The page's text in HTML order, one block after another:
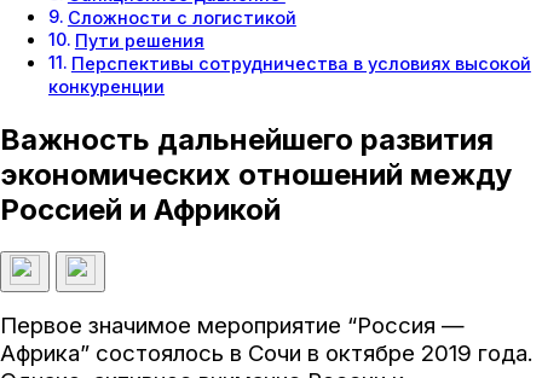
Сложности с логистикой
Пути решения
Перспективы сотрудничества в условиях высокой
конкуренции
Важность дальнейшего развития
экономических отношений между
Россией и Африкой
Первое значимое мероприятие “Россия —
Африка” состоялось в Сочи в октябре 2019 года.